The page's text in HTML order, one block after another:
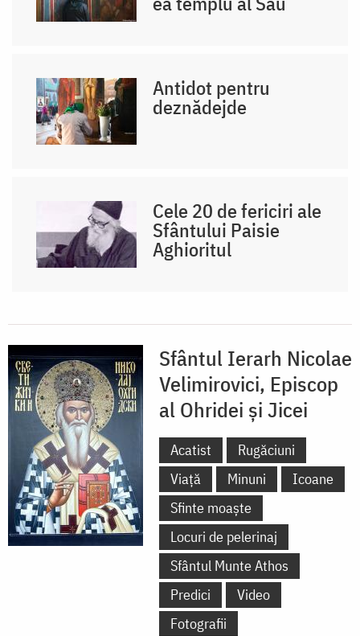
Antidot pentru
deznădejde
Cele 20 de fericiri ale
Sfântului Paisie
Aghioritul
Sfântul Ierarh Nicolae
Velimirovici, Episcop
al Ohridei și Jicei
Acatist
Rugăciuni
Viață
Minuni
Icoane
Sfinte moaște
Locuri de pelerinaj
Sfântul Munte Athos
Predici
Video
Fotografii